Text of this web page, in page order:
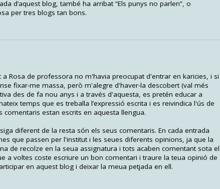
d’aquest blog, també ha arribat “Els punys no parlen”, o
per tres blogs tan bons.
Rosa de professora no m'havia preocupat d'entrar en karicies, i si
fixar-me massa, però m'alegre d'haver-la descobert (val més
des de fa nou anys i a través d'aquesta, es pretén educar a
temps que es treballa l’expressió escrita i es reivindica l'ús de
estan escrits en aquesta llengua.
diferent de la resta són els seus comentaris. En cada entrada
que passen per l'institut i les seues diferents opinions, ja que la
de recolze en la seua assignatura i tots acaben comentant sota el
a voltes coste escriure un bon comentari i traure la teua opinió de
en aquest blog i deixar la meua petjada en ell.